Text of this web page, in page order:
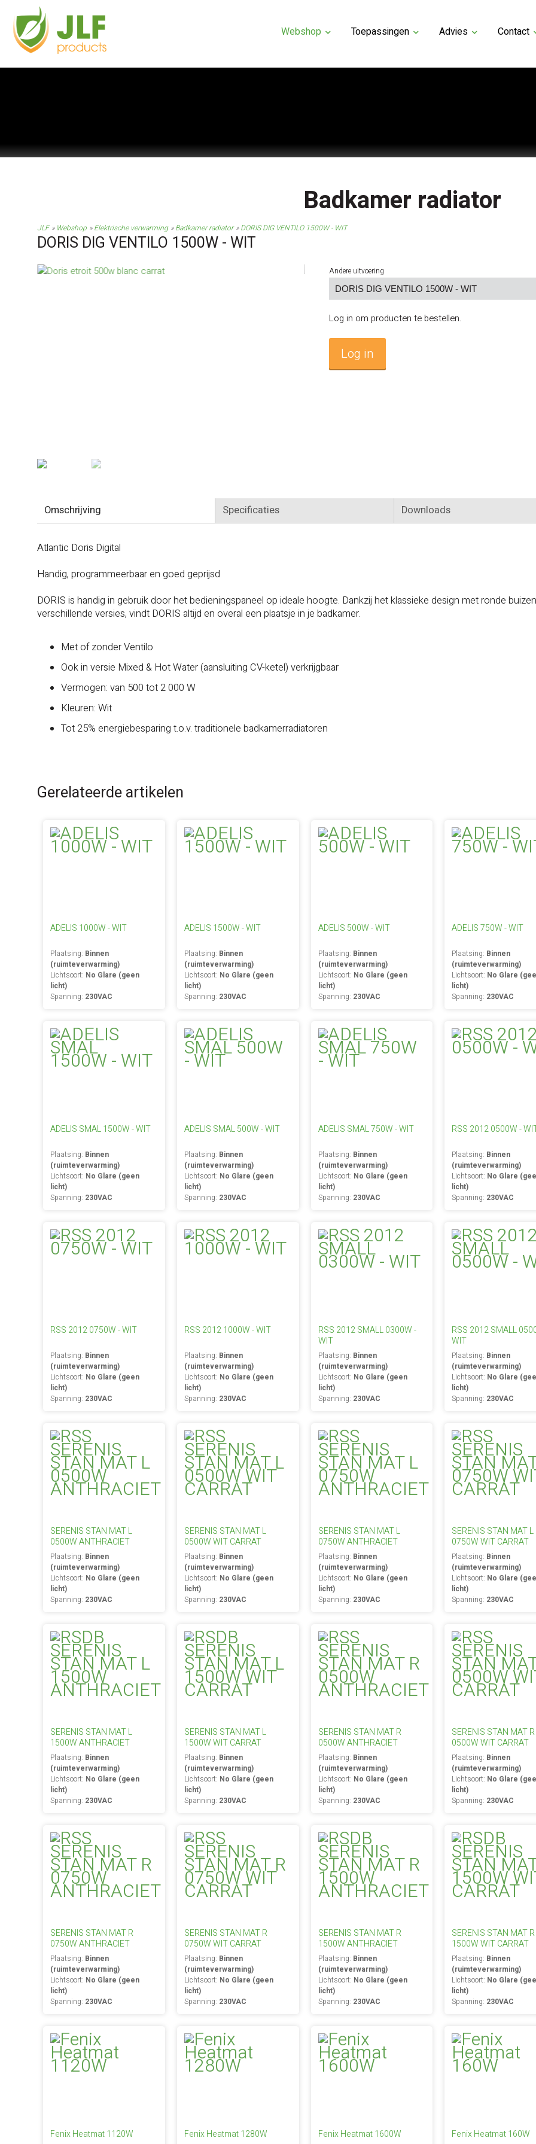
Webshop Toepassingen Advies Contact
Badkamer radiator
JLF Webshop Elektrische verwarming Badkamer radiator DORIS DIG VENTILO 1500W - WIT
DORIS DIG VENTILO 1500W - WIT
Andere uitvoering
Log in om producten te bestellen.
Log in
Omschrijving Specificaties Downloads
Atlantic Doris Digital
Handig, programmeerbaar en goed geprijsd
DORIS is handig in gebruik door het bedieningspaneel op ideale hoogte. Dankzij het klassieke design met ronde
verschillende versies, vindt DORIS altijd en overal een plaatsje in je badkamer.
Met of zonder Ventilo
Ook in versie Mixed & Hot Water (aansluiting CV-ketel) verkrijgbaar
Vermogen: van 500 tot 2 000 W
Kleuren: Wit
Tot 25% energiebesparing t.o.v. traditionele badkamerradiatoren
Gerelateerde artikelen
ADELIS 1000W - WIT
Plaatsing: Binnen
(ruimteverwarming)
Lichtsoort: No Glare (geen
licht)
Spanning: 230VAC
ADELIS 1500W - WIT
Plaatsing: Binnen
(ruimteverwarming)
Lichtsoort: No Glare (geen
licht)
Spanning: 230VAC
ADELIS 500W - WIT
Plaatsing: Binnen
(ruimteverwarming)
Lichtsoort: No Glare (geen
licht)
Spanning: 230VAC
ADELIS 750W - WIT
Plaatsing: Binnen
(ruimteverwarming)
Lichtsoort: No Glare
licht)
Spanning: 230VAC
ADELIS SMAL 1500W - WIT
Plaatsing: Binnen
(ruimteverwarming)
Lichtsoort: No Glare (geen
licht)
Spanning: 230VAC
ADELIS SMAL 500W - WIT
Plaatsing: Binnen
(ruimteverwarming)
Lichtsoort: No Glare (geen
licht)
Spanning: 230VAC
ADELIS SMAL 750W - WIT
Plaatsing: Binnen
(ruimteverwarming)
Lichtsoort: No Glare (geen
licht)
Spanning: 230VAC
RSS 2012 0500W -
Plaatsing: Binnen
(ruimteverwarming)
Lichtsoort: No Glare
licht)
Spanning: 230VAC
RSS 2012 0750W - WIT
Plaatsing: Binnen
(ruimteverwarming)
Lichtsoort: No Glare (geen
licht)
Spanning: 230VAC
RSS 2012 1000W - WIT
Plaatsing: Binnen
(ruimteverwarming)
Lichtsoort: No Glare (geen
licht)
Spanning: 230VAC
RSS 2012 SMALL 0300W -
WIT
Plaatsing: Binnen
(ruimteverwarming)
Lichtsoort: No Glare (geen
licht)
Spanning: 230VAC
RSS 2012 SMALL
WIT
Plaatsing: Binnen
(ruimteverwarming)
Lichtsoort: No Glare
licht)
Spanning: 230VAC
SERENIS STAN MAT L
0500W ANTHRACIET
Plaatsing: Binnen
(ruimteverwarming)
Lichtsoort: No Glare (geen
licht)
Spanning: 230VAC
SERENIS STAN MAT L
0500W WIT CARRAT
Plaatsing: Binnen
(ruimteverwarming)
Lichtsoort: No Glare (geen
licht)
Spanning: 230VAC
SERENIS STAN MAT L
0750W ANTHRACIET
Plaatsing: Binnen
(ruimteverwarming)
Lichtsoort: No Glare (geen
licht)
Spanning: 230VAC
SERENIS STAN MAT L
0750W WIT CARRAT
Plaatsing: Binnen
(ruimteverwarming)
Lichtsoort: No Glare
licht)
Spanning: 230VAC
SERENIS STAN MAT L
1500W ANTHRACIET
Plaatsing: Binnen
(ruimteverwarming)
Lichtsoort: No Glare (geen
licht)
Spanning: 230VAC
SERENIS STAN MAT L
1500W WIT CARRAT
Plaatsing: Binnen
(ruimteverwarming)
Lichtsoort: No Glare (geen
licht)
Spanning: 230VAC
SERENIS STAN MAT R
0500W ANTHRACIET
Plaatsing: Binnen
(ruimteverwarming)
Lichtsoort: No Glare (geen
licht)
Spanning: 230VAC
SERENIS STAN MAT R
0500W WIT CARRAT
Plaatsing: Binnen
(ruimteverwarming)
Lichtsoort: No Glare
licht)
Spanning: 230VAC
SERENIS STAN MAT R
0750W ANTHRACIET
Plaatsing: Binnen
(ruimteverwarming)
Lichtsoort: No Glare (geen
licht)
Spanning: 230VAC
SERENIS STAN MAT R
0750W WIT CARRAT
Plaatsing: Binnen
(ruimteverwarming)
Lichtsoort: No Glare (geen
licht)
Spanning: 230VAC
SERENIS STAN MAT R
1500W ANTHRACIET
Plaatsing: Binnen
(ruimteverwarming)
Lichtsoort: No Glare (geen
licht)
Spanning: 230VAC
SERENIS STAN MAT R
1500W WIT CARRAT
Plaatsing: Binnen
(ruimteverwarming)
Lichtsoort: No Glare
licht)
Spanning: 230VAC
Fenix Heatmat 1120W Fenix Heatmat 1280W Fenix Heatmat 1600W Fenix Heatmat 160W